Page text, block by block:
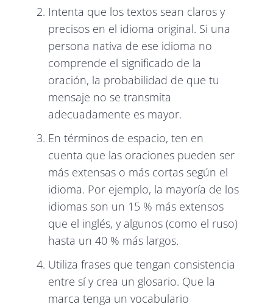
Intenta que los textos sean claros y
precisos en el idioma original. Si una
persona nativa de ese idioma no
comprende el significado de la
oración, la probabilidad de que tu
mensaje no se transmita
adecuadamente es mayor.
En términos de espacio, ten en
cuenta que las oraciones pueden ser
más extensas o más cortas según el
idioma. Por ejemplo, la mayoría de los
idiomas son un 15 % más extensos
que el inglés, y algunos (como el ruso)
hasta un 40 % más largos.
Utiliza frases que tengan consistencia
entre sí y crea un glosario. Que la
marca tenga un vocabulario